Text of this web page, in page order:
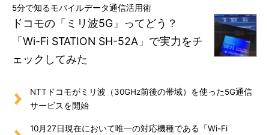
ドコモの「ミリ波5G」ってどう？
「Wi-Fi STATION SH-52A」で実力をチ
ェックしてみた
5分で知るモバイルデータ通信活用術
NTTドコモがミリ波（30GHz前後の帯域）を使った5G通信
サービスを開始
10月27日現在において唯一の対応機種である「Wi-Fi